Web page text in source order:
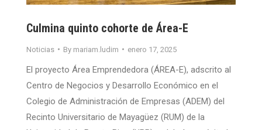
Culmina quinto cohorte de Área-E
Noticias By mariam.ludim enero 17, 2025
El proyecto Área Emprendedora (ÁREA-E), adscrito al
Centro de Negocios y Desarrollo Económico en el
Colegio de Administración de Empresas (ADEM) del
Recinto Universitario de Mayagüez (RUM) de la